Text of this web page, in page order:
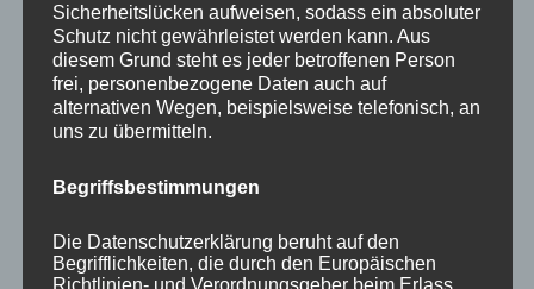
Aktuelles vom MP
Sicherheitslücken aufweisen, sodass ein absoluter
Schutz nicht gewährleistet werden kann. Aus
diesem Grund steht es jeder betroffenen Person
frei, personenbezogene Daten auch auf
alternativen Wegen, beispielsweise telefonisch, an
uns zu übermitteln.
Begriffsbestimmungen
Die Datenschutzerklärung beruht auf den
Begrifflichkeiten, die durch den Europäischen
Richtlinien- und Verordnungsgeber beim Erlass